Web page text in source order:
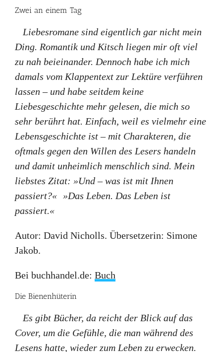
Zwei an einem Tag
Liebesromane sind eigentlich gar nicht mein
Ding. Romantik und Kitsch liegen mir oft viel
zu nah beieinander. Dennoch habe ich mich
damals vom Klappentext zur Lektüre verführen
lassen – und habe seitdem keine
Liebesgeschichte mehr gelesen, die mich so
sehr berührt hat. Einfach, weil es vielmehr eine
Lebensgeschichte ist – mit Charakteren, die
oftmals gegen den Willen des Lesers handeln
und damit unheimlich menschlich sind. Mein
liebstes Zitat: »Und – was ist mit Ihnen
passiert?« »Das Leben. Das Leben ist
passiert.«
Autor: David Nicholls. Übersetzerin: Simone
Jakob.
Bei buchhandel.de: Buch
Die Bienenhüterin
Es gibt Bücher, da reicht der Blick auf das
Cover, um die Gefühle, die man während des
Lesens hatte, wieder zum Leben zu erwecken.